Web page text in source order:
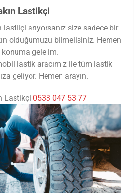
Lastikçi
lastilçi arıyorsanız size sadece bir
olduğumuzu bilmelisiniz. Hemen
konuma gelelim.
lastik aracımız ile tüm lastik
geliyor. Hemen arayın.
Lastikçi 0533 047 53 77